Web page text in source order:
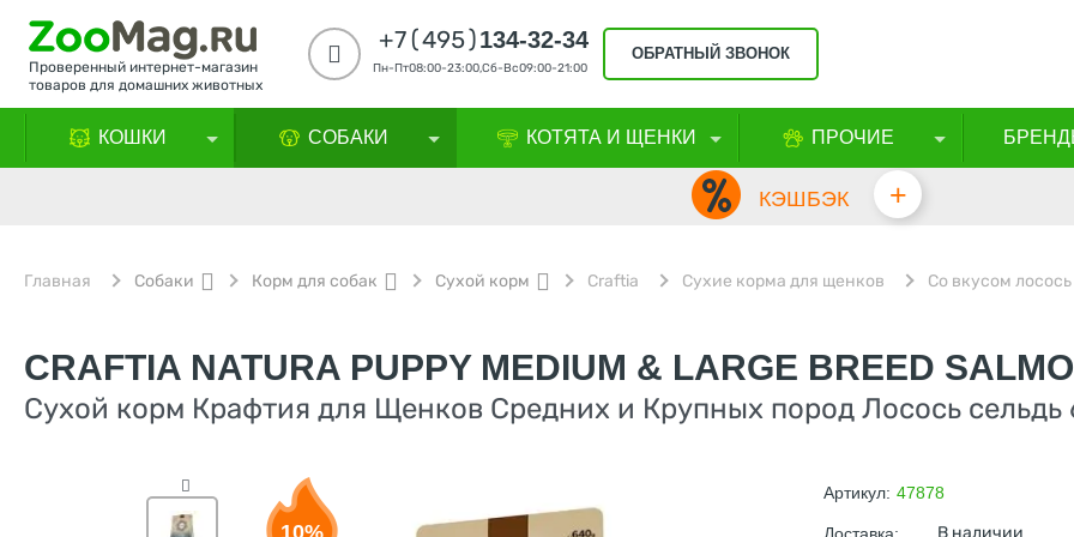
Проверенный интернет-магазин
товаров для домашних животных
+7(495)134-32-34
Пн-Пт08:00-23:00,Сб-Вс09:00-21:00
ОБРАТНЫЙ ЗВОНОК
КОШКИ СОБАКИ КОТЯТА И ЩЕНКИ ПРОЧИЕ
КЭШБЭК +
Главная Собаки Корм для собак Сухой корм Craftia Сухие корма для щенков Со вкусом лосось
CRAFTIA NATURA PUPPY MEDIUM & LARGE BREED
Сухой корм Крафтия для Щенков Средних и Крупных пород Лосось сельдь
10%
Артикул: 47878
В наличии